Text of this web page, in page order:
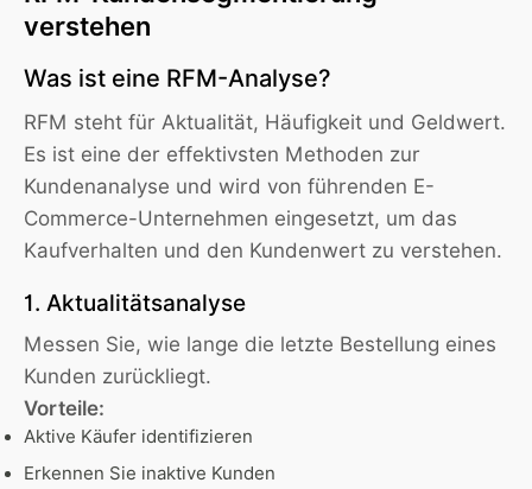
verstehen
Was ist eine RFM-Analyse?
RFM steht für Aktualität, Häufigkeit und Geldwert.
Es ist eine der effektivsten Methoden zur
Kundenanalyse und wird von führenden E-
Commerce-Unternehmen eingesetzt, um das
Kaufverhalten und den Kundenwert zu verstehen.
1. Aktualitätsanalyse
Messen Sie, wie lange die letzte Bestellung eines
Kunden zurückliegt.
Vorteile:
Aktive Käufer identifizieren
Erkennen Sie inaktive Kunden